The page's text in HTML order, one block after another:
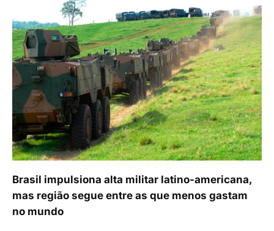
Brasil impulsiona alta militar latino-americana,
mas região segue entre as que menos gastam
no mundo